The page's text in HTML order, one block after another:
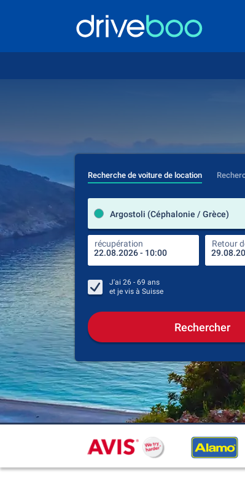
Recherche de voiture de location
Argostoli (Céphalonie / Grèce)
récupération Retour
J'ai 26 - 69 ans
et je vis à Suisse
Rechercher